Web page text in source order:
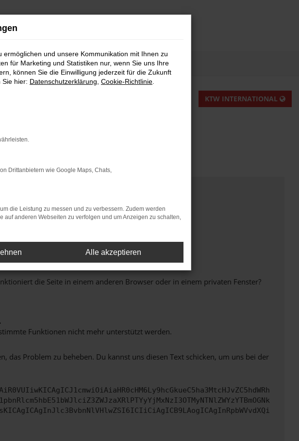
KTW INTERNATIONAL
die Seite in einem anderen Browser oder in einem privaten Fenster?
Funktionen nicht mehr unterstützt werden.
Problem zu beheben. Du kannst uns diesen Text schicken, um uns bei der
und unsere Kommunikation mit Ihnen zu
für Marketing und Statistiken nur, wenn Sie uns Ihre
können Sie die Einwilligung jederzeit für die Zukunft
Sie hier: Datenschutzerklärung Cookie-Richtlinie
Drittanbietern wie Google Maps, Chats,
die Leistung zu messen und zu verbessern. Zudem werden
anderen Webseiten zu verfolgen und um Anzeigen zu schalten,
Alle akzeptieren